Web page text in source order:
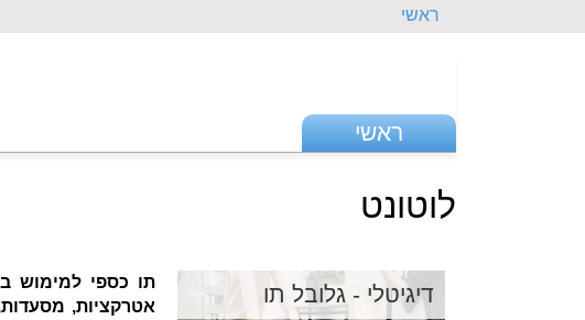
ראשי
ראשי
לוטונט
דיגיטלי - גלובל תו
תו כספי למימוש
אטרקציות,